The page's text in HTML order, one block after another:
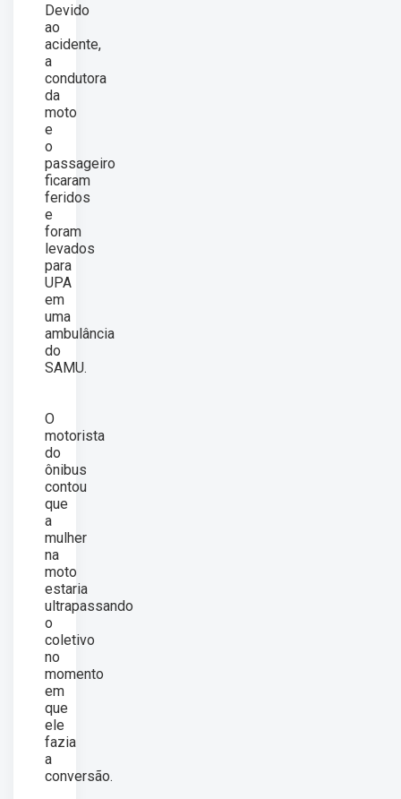
Devido
ao
acidente,
a
condutora
da
moto
e
o
passageiro
ficaram
feridos
e
foram
levados
para
UPA
em
uma
ambulância
do
SAMU.
O
motorista
do
ônibus
contou
que
a
mulher
na
moto
estaria
ultrapassando
o
coletivo
no
momento
em
que
ele
fazia
a
conversão.